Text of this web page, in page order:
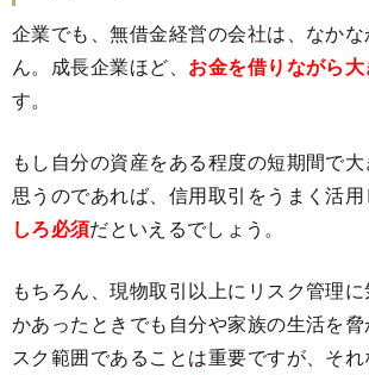
企業でも、無借金経営の会社は、なか
ん。成長企業ほど、 お金を借りながら大
す。
もし自分の資産をある程度の短期間で
思うのであれば、信用取引をうまく活用
しろ必須だといえるでしょう。
もちろん、現物取引以上にリスク管理
かあったときでも自分や家族の生活を
スク範囲であることは重要ですが、そ